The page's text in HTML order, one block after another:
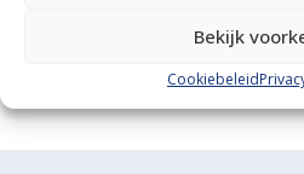
Bekijk
Cookiebeleid
Grootste in kleine